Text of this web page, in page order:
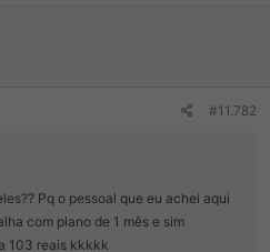
#11.782
Pq o pessoal que eu achei aqui
com plano de 1 mês e sim
103 reais kkkkk